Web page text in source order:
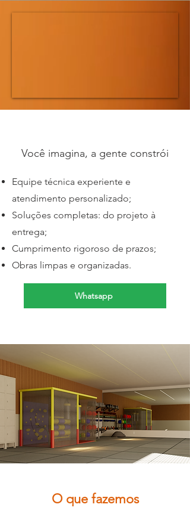
Você imagina, a gente constrói
Equipe técnica experiente e
atendimento personalizado;
Soluções completas: do projeto à
entrega;
Cumprimento rigoroso de prazos;
Obras limpas e organizadas.
Whatsapp
O que fazemos